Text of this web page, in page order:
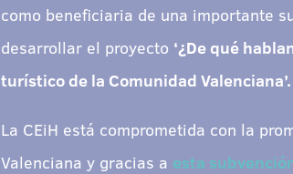
como beneficiaria de una importante
desarrollar el proyecto ‘¿De qué
turístico de la Comunidad Valenciana’.
La CEiH está comprometida con la
Valenciana y gracias a esta